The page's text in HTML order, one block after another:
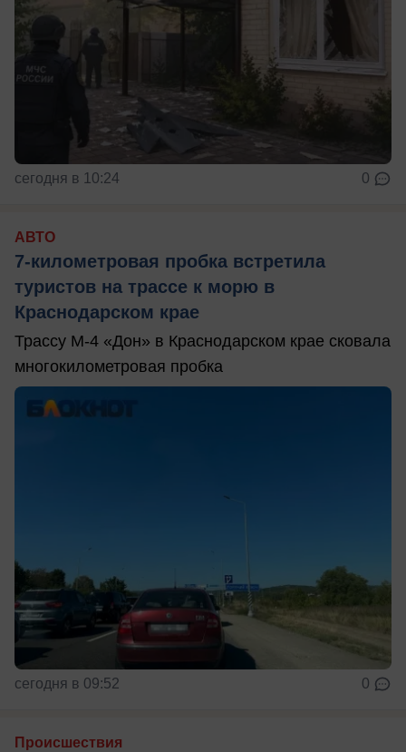
сегодня в 10:24 0
АВТО
7-километровая пробка встретила
туристов на трассе к морю в
Краснодарском крае
Трассу М-4 «Дон» в Краснодарском крае сковала
многокилометровая пробка
сегодня в 09:52 0
Происшествия